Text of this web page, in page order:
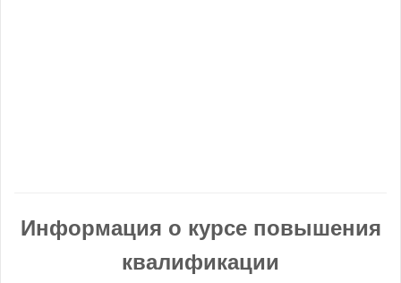
Информация о курсе повышения
квалификации